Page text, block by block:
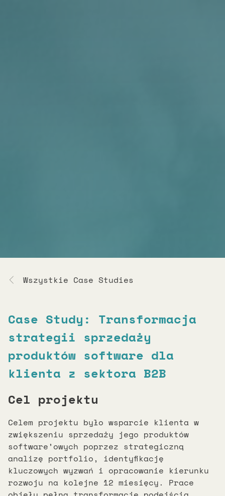
Wszystkie Case Studies
Case Study: Transformacja
strategii sprzedaży
produktów software dla
klienta z sektora B2B
Cel projektu
Celem projektu było wsparcie klienta w
zwiększeniu sprzedaży jego produktów
software’owych poprzez strategiczną
analizę portfolio, identyfikację
kluczowych wyzwań i opracowanie kierunku
rozwoju na kolejne 12 miesięcy. Prace